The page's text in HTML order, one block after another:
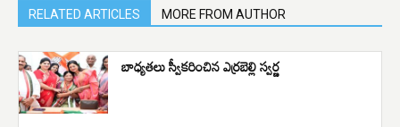
RELATED ARTICLES MORE FROM AUTHOR
బాధ్యతలు స్వీకరించిన ఎర్రబెల్లి స్వర్ణ